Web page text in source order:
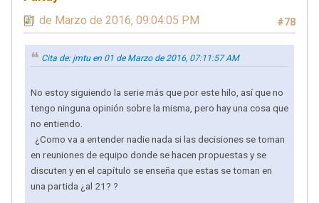
#78
01 de Marzo de 2016, 09:04:05 PM
Cita de: jmtu en 01 de Marzo de 2016, 07:11:57 AM
No estoy siguiendo la serie más que por este hilo, así que no
tengo ninguna opinión sobre la misma, pero hay una cosa que
no entiendo.
¿Como va a entender nadie nada si las decisiones se toman
en reuniones de equipo donde se hacen propuestas y se
discuten y en el capítulo se enseña que estas se toman en
una partida ¿al 21? ?